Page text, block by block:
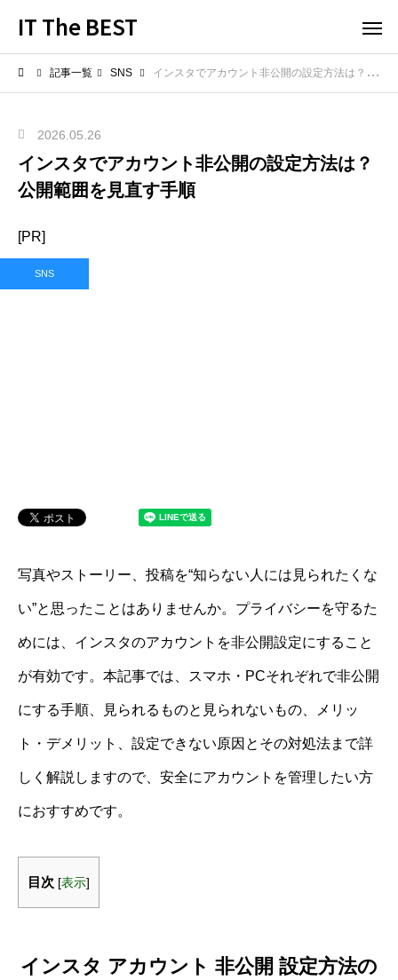
IT The BEST
記事一覧 SNS インスタでアカウント非公開の設定方法は？公開範囲を見直す手順
2026.05.26
インスタでアカウント非公開の設定方法は？
公開範囲を見直す手順
[PR]
SNS
写真やストーリー、投稿を“知らない人には見られたくな
い”と思ったことはありませんか。プライバシーを守るた
めには、インスタのアカウントを非公開設定にすること
が有効です。本記事では、スマホ・PCそれぞれで非公開
にする手順、見られるものと見られないもの、メリッ
ト・デメリット、設定できない原因とその対処法まで詳
しく解説しますので、安全にアカウントを管理したい方
におすすめです。
目次 [表示]
インスタ アカウント 非公開 設定方法の